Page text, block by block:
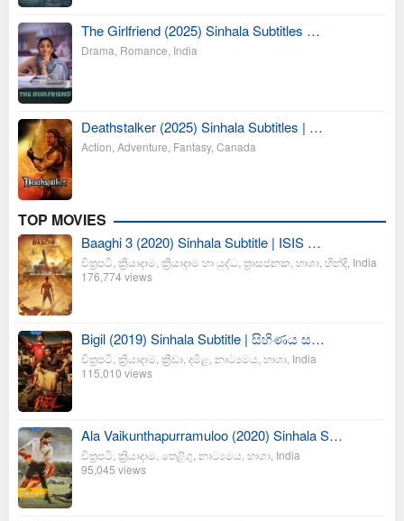
The Girlfriend (2025) Sinhala Subtitles …
Drama Romance India
Deathstalker (2025) Sinhala Subtitles | …
Action Adventure Fantasy, Canada
TOP MOVIES
Baaghi 3 (2020) Sinhala Subtitle | ISIS …
චිත්‍රපටි ක්‍රියාදාම ක්‍රියාදාම හා යුද්ධ ත්‍රාසජනක භාශා හින්දි India
176,774 views
Bigil (2019) Sinhala Subtitle | සිහිණය ස…
චිත්‍රපටි ක්‍රියාදාම ක්‍රීඩා දමිළ නාට්‍යමය භාශා India
115,010 views
Ala Vaikunthapurramuloo (2020) Sinhala S…
චිත්‍රපටි ක්‍රියාදාම තෙළිගු නාට්‍යමය භාශා India
95,045 views